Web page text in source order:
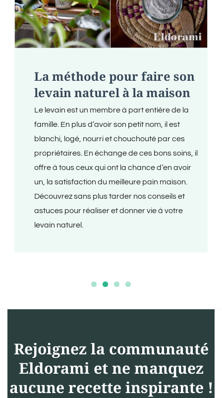
La méthode pour faire son
levain naturel à la maison
Le levain est un membre à part entière de la
famille. En plus d’avoir son petit nom, il est
blanchi, logé, nourri et chouchouté par ces
propriétaires. En échange de ces bons soins, il
offre à tous ceux qui ont la chance d’en avoir
un, la satisfaction du meilleure pain maison.
Découvrez sans plus tarder nos conseils et
astuces pour réaliser et donner vie à votre
levain naturel.
Rejoignez la communauté
Eldorami et ne manquez
aucune recette inspirante !